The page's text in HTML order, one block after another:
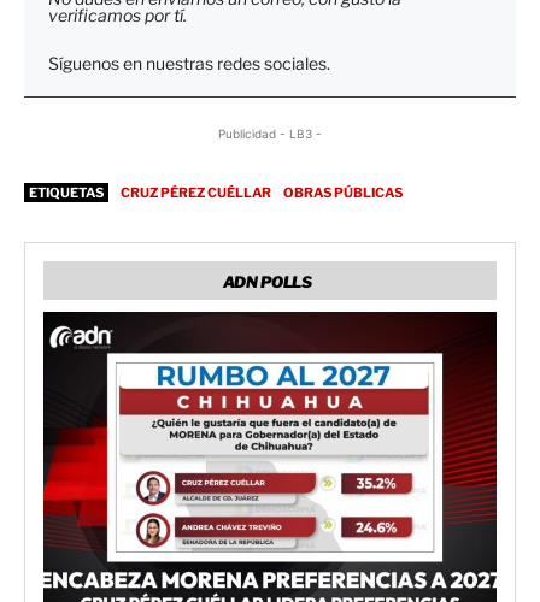
verificamos por tí.
Síguenos en nuestras redes sociales.
Publicidad - LB3 -
ETIQUETAS CRUZ PÉREZ CUÉLLAR OBRAS PÚBLICAS
ADN POLLS